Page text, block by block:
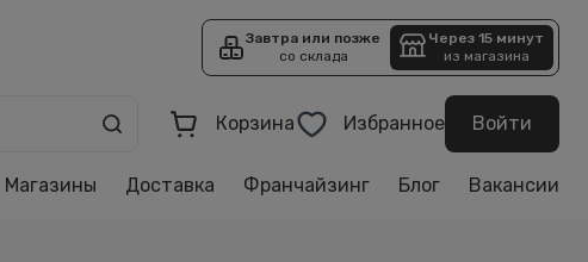
Завтра или позже
со склада
Через 15 минут
из магазина
Корзина Избранное Войти
Магазины Доставка Франчайзинг Блог Вакансии